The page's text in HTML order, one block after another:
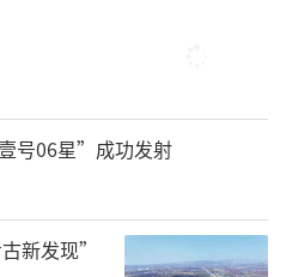
使用泰克斯黄金炮、
医院有半岛黄金超声炮
声治疗仪均为第二类医
使用范围中并无医美相
号06星”成功发射
新发现”